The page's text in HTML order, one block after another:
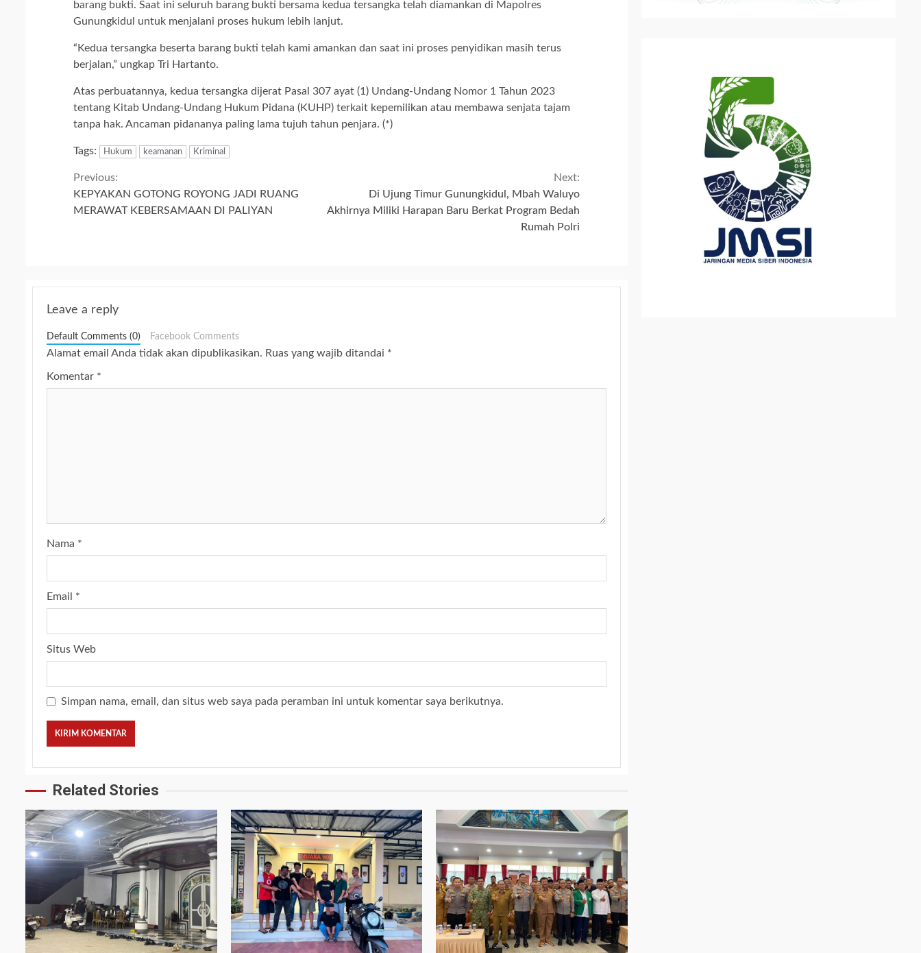
barang bukti. Saat ini seluruh barang bukti bersama kedua tersangka telah diamankan di Mapolres
Gunungkidul untuk menjalani proses hukum lebih lanjut.
“Kedua tersangka beserta barang bukti telah kami amankan dan saat ini proses penyidikan masih terus
berjalan,” ungkap Tri Hartanto.
Atas perbuatannya, kedua tersangka dijerat Pasal 307 ayat (1) Undang-Undang Nomor 1 Tahun 2023
tentang Kitab Undang-Undang Hukum Pidana (KUHP) terkait kepemilikan atau membawa senjata tajam
tanpa hak. Ancaman pidananya paling lama tujuh tahun penjara. (*)
Tags: Hukum keamanan Kriminal
Continue
Reading
Previous:
KEPYAKAN GOTONG ROYONG JADI RUANG
MERAWAT KEBERSAMAAN DI PALIYAN
Next:
Di Ujung Timur Gunungkidul, Mbah Waluyo
Akhirnya Miliki Harapan Baru Berkat Program Bedah
Rumah Polri
Leave a reply
Default Comments (0) Facebook Comments
Alamat email Anda tidak akan dipublikasikan. Ruas yang wajib ditandai *
Komentar *
Nama *
Email *
Situs Web
Simpan nama, email, dan situs web saya pada peramban ini untuk komentar saya berikutnya.
Related Stories
3 min read 2 min read 2 min read